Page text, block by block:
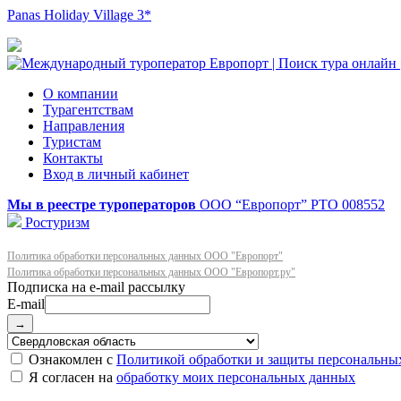
Panas Holiday Village 3*
О компании
Турагентствам
Направления
Туристам
Контакты
Вход в личный кабинет
Мы в реестре туроператоров ООО “Европорт” РТО 008552
Ростуризм
Политика обработки персональных данных ООО "Европорт"
Политика обработки персональных данных ООО "Европорт.ру"
E-mail
→
Ознакомлен с Политикой обработки и защиты
Я согласен на обработку моих персональных данных